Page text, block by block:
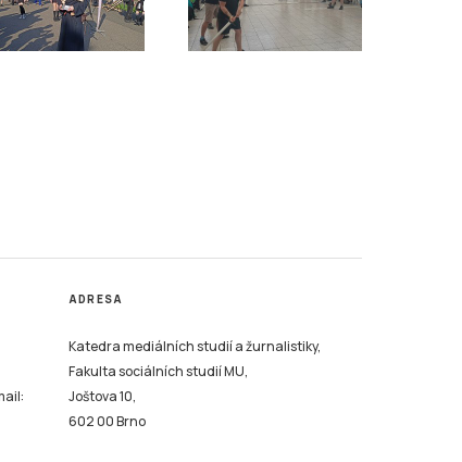
ADRESA
Katedra mediálních studií a žurnalistiky,
Fakulta sociálních studií MU,
Joštova 10,
602 00 Brno